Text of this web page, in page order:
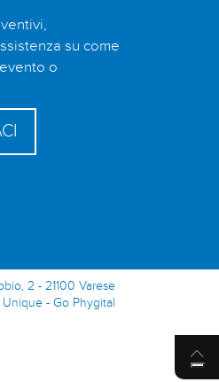
su come
o
2 - 21100 Varese
- Go Phygital